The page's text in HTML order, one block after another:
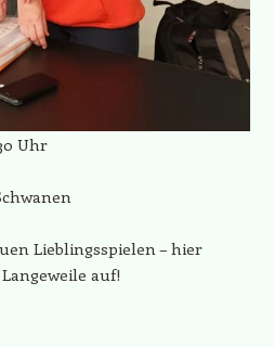
Uhr
Lieblingsspielen – hier
auf!